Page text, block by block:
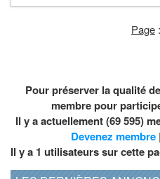
Page :
Pour préserver la qualité
membre pour
Il y a actuellement (69 595)
Devenez membre |
Il y a 1 utilisateurs sur cette